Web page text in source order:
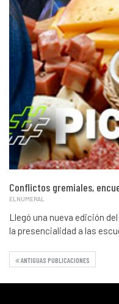
Conflictos gremiales,
ELNUMERAL
Llegó una nueva edición
la presencialidad a las
ANTIGUAS PUBLICACIONES